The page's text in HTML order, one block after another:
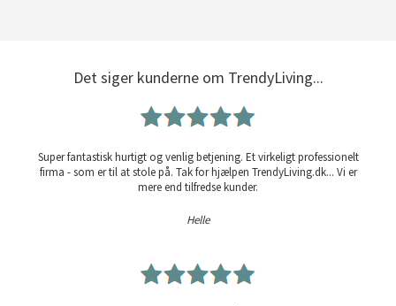
Det siger kunderne om TrendyLiving...
Super fantastisk hurtigt og venlig betjening. Et virkeligt professionelt
firma - som er til at stole på. Tak for hjælpen TrendyLiving.dk... Vi er
mere end tilfredse kunder.
Helle